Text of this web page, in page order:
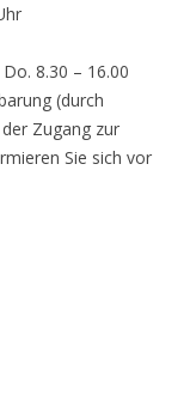
8.30 – 16.00
(durch
Zugang zur
Sie sich vor